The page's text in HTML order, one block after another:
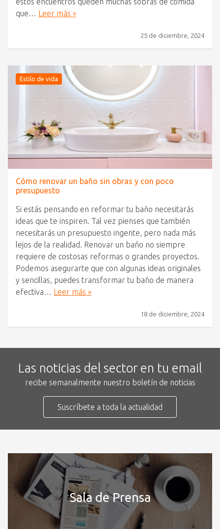
que… Leer más »
25 de diciembre, 2024
Estilo de vida
Cómo renovar un baño sin obras y con poco
presupuesto
Si estás pensando en reformar tu baño necesitarás
ideas que te inspiren. Tal vez pienses que también
necesitarás un presupuesto ingente, pero nada más
lejos de la realidad. Renovar un baño no siempre
requiere de costosas reformas o grandes proyectos.
Podemos asegurarte que con algunas ideas originales
y sencillas, puedes transformar tu baño de manera
efectiva… Leer más »
18 de diciembre, 2024
Las noticias del sector en tu email
recibe semanalmente nuestro boletín de noticias
Suscríbete a toda la actualidad
Sala de Prensa